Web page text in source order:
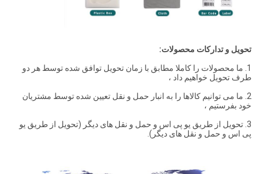
تحویل و تدارکات محصولات:
1. ما محصولات را کاملا مطابق با زمان تحویل توافق شده توسط هر دو
طرف تحویل خواهیم داد ،
2. ما می توانیم کالاها را به انبار حمل و نقل تعیین شده توسط مشتریان
خود بفرستیم ،
3. تحویل از طریق یو پی اس و حمل و نقل های دیگر (تحویل از طریق یو
پی اس و حمل و نقل های دیگر).